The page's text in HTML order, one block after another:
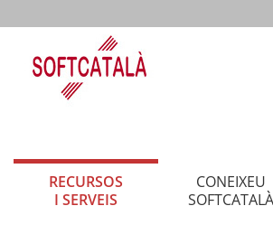
RECURSOS
I SERVEIS
CONEIXEU
SOFTCATALÀ